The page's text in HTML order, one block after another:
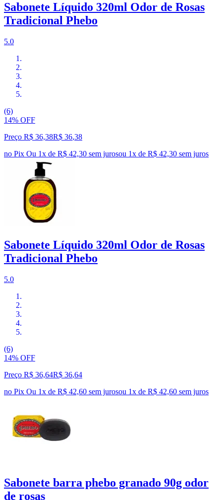
Sabonete Líquido 320ml Odor de Rosas
Tradicional Phebo
5.0
(6)
14% OFF
Preço R$ 36,38R$ 36,38
no Pix Ou 1x de R$ 42,30 sem jurosou 1x de R$ 42,30 sem juros
Sabonete Líquido 320ml Odor de Rosas
Tradicional Phebo
5.0
(6)
14% OFF
Preço R$ 36,64R$ 36,64
no Pix Ou 1x de R$ 42,60 sem jurosou 1x de R$ 42,60 sem juros
Sabonete barra phebo granado 90g odor
de rosas